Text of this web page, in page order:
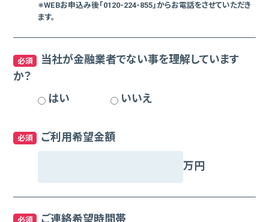
※WEBお申込み後「0120-224-855」からお電話をさせていただき
ます。
必須
当社が金融業者でない事を理解しています
か？
はい
いいえ
必須 ご利用希望金額
万円
必須 ご連絡希望時間帯